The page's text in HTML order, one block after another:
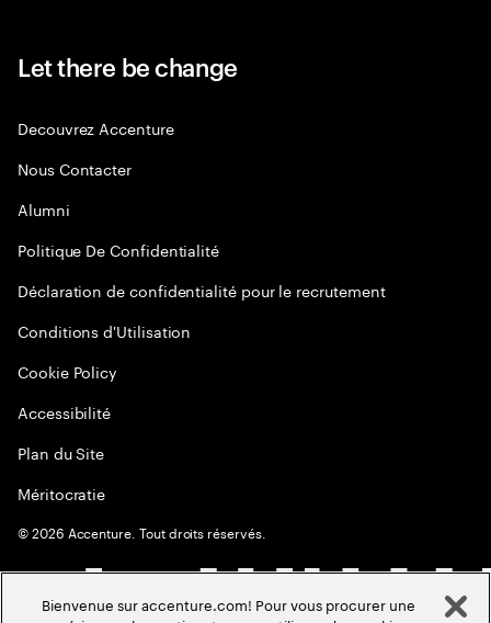
Let there be change
Decouvrez Accenture
Nous Contacter
Alumni
Politique De Confidentialité
Déclaration de confidentialité pour le recrutement
Conditions d'Utilisation
Cookie Policy
Accessibilité
Plan du Site
Méritocratie
©2026 Accenture. Tout droits réservés.
Bienvenue sur accenture.com! Pour vous procurer une